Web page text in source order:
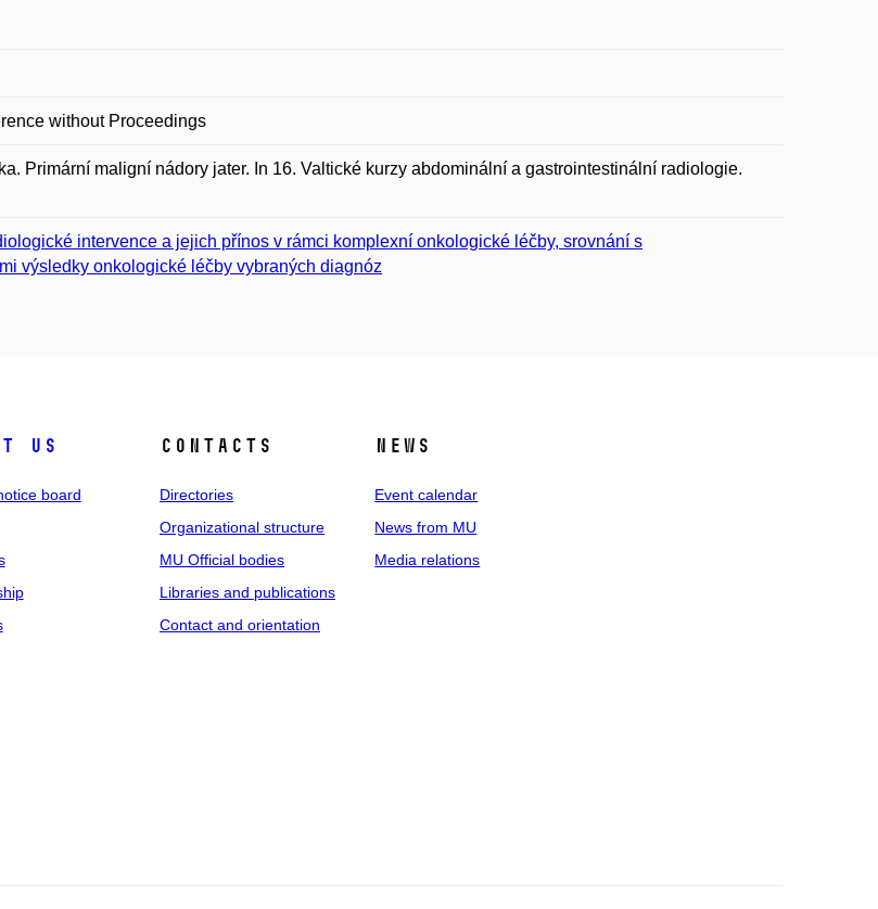
without Proceedings
Primární maligní nádory jater. In 16. Valtické kurzy abdominální a gastrointestinální radiologie.
intervence a jejich přínos v rámci komplexní onkologické léčby, srovnání s
výsledky onkologické léčby vybraných diagnóz
us
board
Contacts
Directories
Organizational structure
MU Official bodies
Libraries and publications
Contact and orientation
News
Event calendar
News from MU
Media relations